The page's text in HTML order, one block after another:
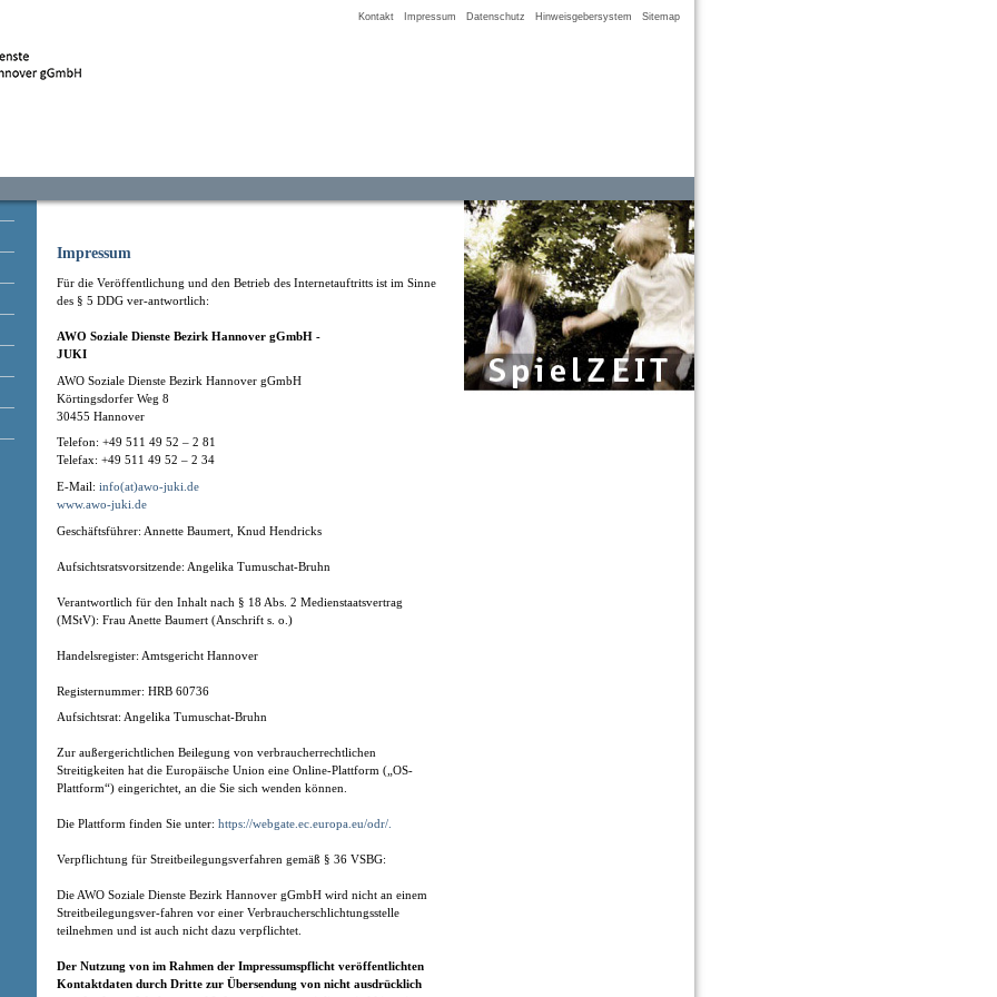
Kontakt Impressum Datenschutz Hinweisgebersystem Sitemap
Impressum
Für die Veröffentlichung und den Betrieb des Internetauftritts ist im Sinne
des § 5 DDG ver-antwortlich:
AWO Soziale Dienste Bezirk Hannover gGmbH -
JUKI
AWO Soziale Dienste Bezirk Hannover gGmbH
Körtingsdorfer Weg 8
30455 Hannover
Telefon: +49 511 49 52 – 2 81
Telefax: +49 511 49 52 – 2 34
E-Mail: info(at)awo-juki.de
www.awo-juki.de
Geschäftsführer: Annette Baumert, Knud Hendricks
Aufsichtsratsvorsitzende: Angelika Tumuschat-Bruhn
Verantwortlich für den Inhalt nach § 18 Abs. 2 Medienstaatsvertrag
(MStV): Frau Anette Baumert (Anschrift s. o.)
Handelsregister: Amtsgericht Hannover
Registernummer: HRB 60736
Aufsichtsrat: Angelika Tumuschat-Bruhn
Zur außergerichtlichen Beilegung von verbraucherrechtlichen
Streitigkeiten hat die Europäische Union eine Online-Plattform („OS-
Plattform“) eingerichtet, an die Sie sich wenden können.
Die Plattform finden Sie unter: https://webgate.ec.europa.eu/odr/.
Verpflichtung für Streitbeilegungsverfahren gemäß § 36 VSBG:
Die AWO Soziale Dienste Bezirk Hannover gGmbH wird nicht an einem
Streitbeilegungsver-fahren vor einer Verbraucherschlichtungsstelle
teilnehmen und ist auch nicht dazu verpflichtet.
Der Nutzung von im Rahmen der Impressumspflicht veröffentlichten
Kontaktdaten durch Dritte zur Übersendung von nicht ausdrücklich